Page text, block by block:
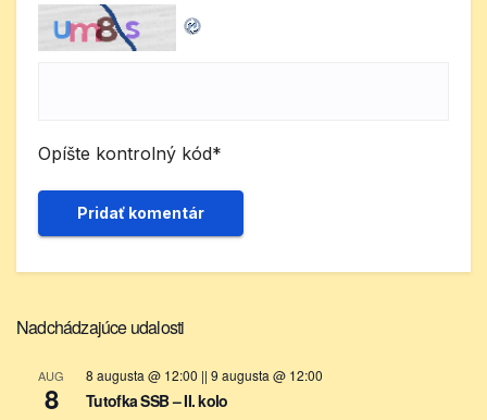
Opíšte kontrolný kód*
Nadchádzajúce udalosti
AUG
8
8 augusta @ 12:00 || 9 augusta @ 12:00
Tutofka SSB – II. kolo